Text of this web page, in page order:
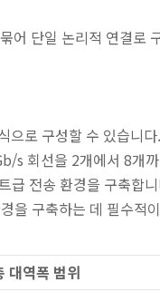
어 단일 논리적 연결로
으로 구성할 수 있습니다.
회선을 2개에서 8개
전송 환경을 구축합
을 구축하는 데 필수적
대역폭 범위